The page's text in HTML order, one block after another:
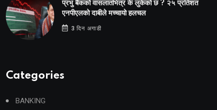
प्रभु बैंकको वासलातभित्र के लुकेको छ ? २५ प्रतिशत
एनपीएलको दाबीले मच्चायो हलचल
3 दिन अगाडी
Categories
BANKING